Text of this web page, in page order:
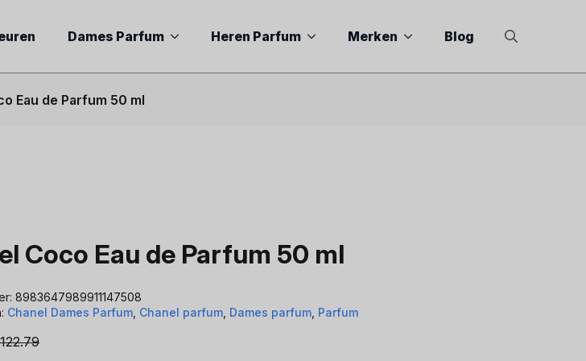
Dames Parfum Heren Parfum Merken
Blog
Eau de Parfum 50 ml
Coco Eau de Parfum 50 ml
8983647989911147508
Chanel Dames Parfum Chanel parfum Dames parfum Parfum
122.79